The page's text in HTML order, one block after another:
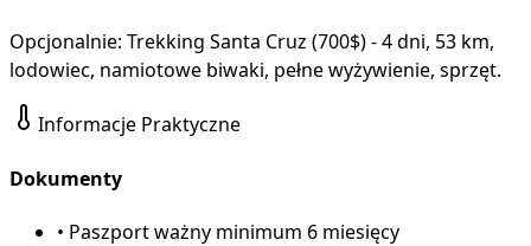
Opcjonalnie: Trekking Santa Cruz (700$) - 4 dni, 53 km,
lodowiec, namiotowe biwaki, pełne wyżywienie, sprzęt.
Informacje Praktyczne
Dokumenty
• Paszport ważny minimum 6 miesięcy